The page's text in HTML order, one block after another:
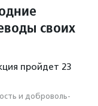
своих
пройдет 23
и доброволь­